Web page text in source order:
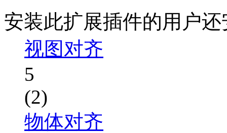
安装此扩展插件的用户
视图对齐
5
(2)
物体对齐